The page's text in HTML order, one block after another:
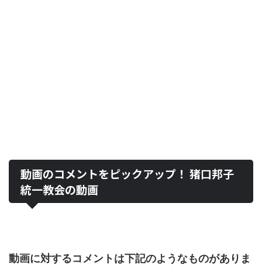
動画のコメントをピックアップ！ 猪口邦子
統一教会の動画
動画に対するコメントは下記のようなものがありま